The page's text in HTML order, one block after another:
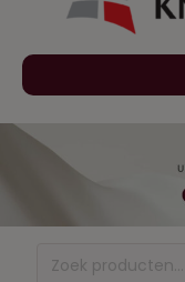
Zoeken
naar: